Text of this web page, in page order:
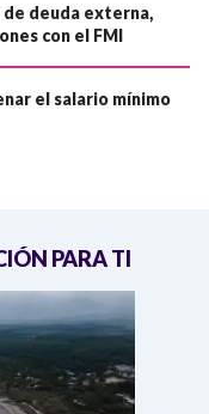
deuda externa,
con el FMI
el salario mínimo
PARA TI